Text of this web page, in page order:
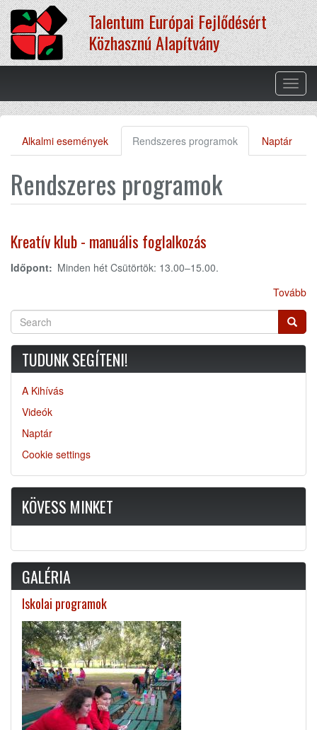
Ugrás
a
tartalomra
Talentum Európai Fejlődésért
Közhasznú Alapítvány
Elsődleges
Alkalmi események Rendszeres programok
fül)
Naptár
Rendszeres programok
Kreatív klub - manuális foglalkozás
Időpont: Minden hét Csütörtök: 13.00–15.00.
Tovább
Search
TUDUNK SEGÍTENI!
A Kihívás
Videók
Naptár
Cookie settings
KÖVESS MINKET
GALÉRIA
Iskolai programok